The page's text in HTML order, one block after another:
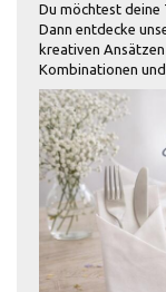
Du möchtest
Dann entdecke
kreativen
Kombinationen